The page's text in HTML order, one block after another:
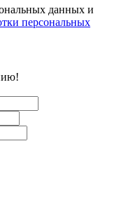
данных и
персональных